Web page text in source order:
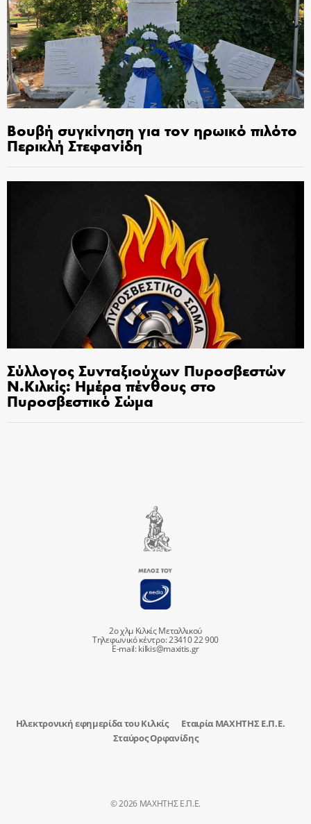
Βουβή συγκίνηση για τον ηρωικό πιλότο
Περικλή Στεφανίδη
Σύλλογος Συνταξιούχων Πυροσβεστών
Ν.Κιλκίς: Ημέρα πένθους στο
Πυροσβεστικό Σώμα
2ο χλμ Κιλκίς Μεταλλικού
Τηλεφωνικό κέντρο: 23410 22 900
E-mail:kilkis@maxitis.gr
Ηλεκτρονική εφημερίδα του Κιλκίς
Εταιρία ΜΑΧΗΤΗΣ Ε.Π.Ε.
Σταύρος Ορφανίδης
© 2026 ΜΑΧΗΤΗΣ Ε.Π.Ε.